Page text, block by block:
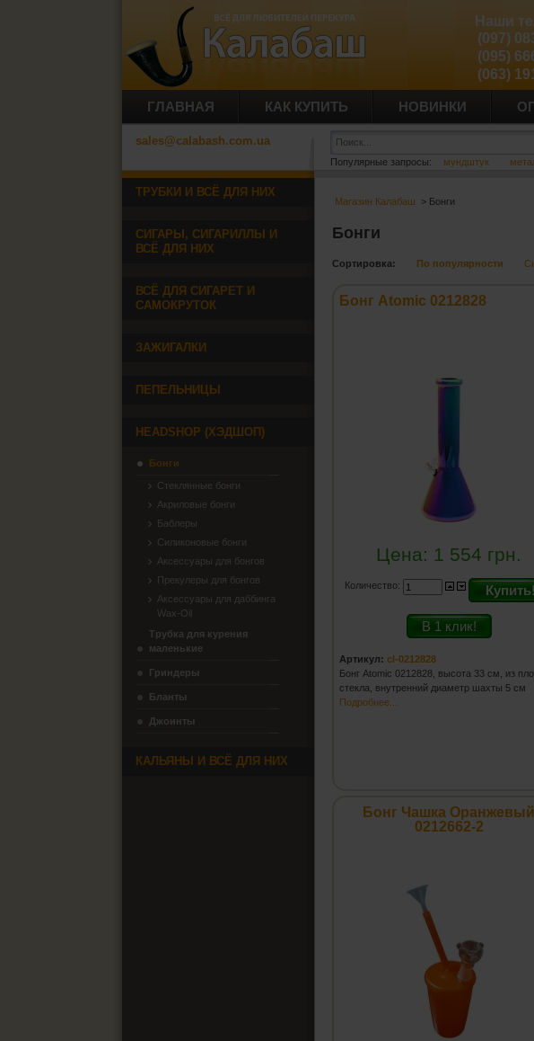
Наши
(097)
(095)
(063)
ГЛАВНАЯ КАК КУПИТЬ НОВИНКИ
sales@calabash.com.ua
Популярные запросы: мундштук
Магазин Калабаш > Бонги
Бонги
Сортировка: По популярности
Бонг Atomic 0212828
Цена: 1 554 грн.
Количество: Купить!
В 1 клик!
Артикул:cl-0212828
Бонг Atomic 0212828, высота 33 см, из
стекла, внутренний диаметр шахты 5 см
Подробнее...
Бонг Чашка Оранжевый
0212662-2
ТРУБКИ И ВСЁ ДЛЯ НИХ
СИГАРЫ, СИГАРИЛЛЫ И
ВСЁ ДЛЯ НИХ
ВСЁ ДЛЯ СИГАРЕТ И
САМОКРУТОК
ЗАЖИГАЛКИ
ПЕПЕЛЬНИЦЫ
HEADSHOP (ХЭДШОП)
Бонги
Стеклянные бонги
Акриловые бонги
Баблеры
Силиконовые бонги
Аксессуары для бонгов
Прекулеры для бонгов
Аксессуары для даббинга
Wax-Oil
Трубка для курения
маленькие
Гриндеры
Бланты
Джоинты
КАЛЬЯНЫ И ВСЁ ДЛЯ НИХ